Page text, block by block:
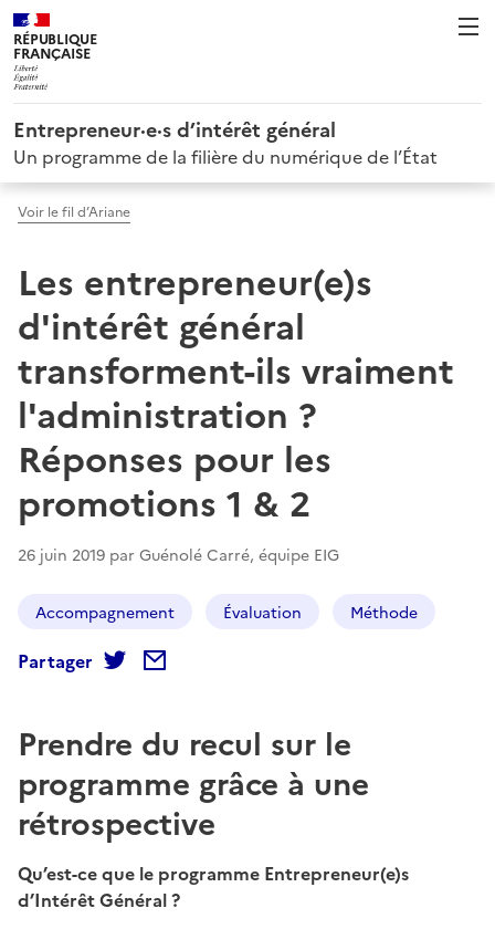
RÉPUBLIQUE
FRANÇAISE
Entrepreneur·e·s d’intérêt général
Un programme de la filière du numérique de l’État
Voir le fil d’Ariane
Les entrepreneur(e)s
d'intérêt général
transforment-ils vraiment
l'administration ?
Réponses pour les
promotions 1 & 2
26 juin 2019 par Guénolé Carré, équipe EIG
Accompagnement Évaluation Méthode
Partager
Prendre du recul sur le
programme grâce à une
rétrospective
Qu’est-ce que le programme Entrepreneur(e)s
d’Intérêt Général ?